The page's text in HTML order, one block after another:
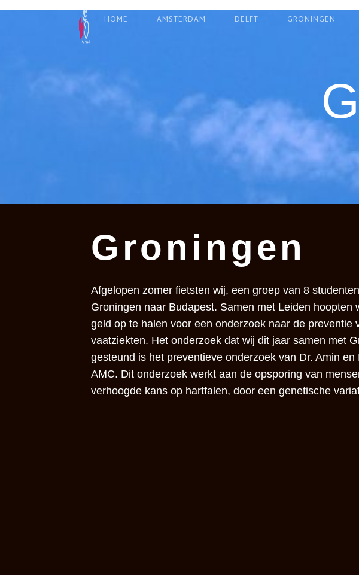
HOME AMSTERDAM DELFT GRONINGEN
Groningen
Afgelopen zomer fietsten wij, een groep van 8
Groningen naar Budapest. Samen met Leiden hoopten
geld op te halen voor een onderzoek naar de preventie
vaatziekten. Het onderzoek dat wij dit jaar samen met
gesteund is het preventieve onderzoek van Dr. Amin en
AMC. Dit onderzoek werkt aan de opsporing van
verhoogde kans op hartfalen, door een genetische